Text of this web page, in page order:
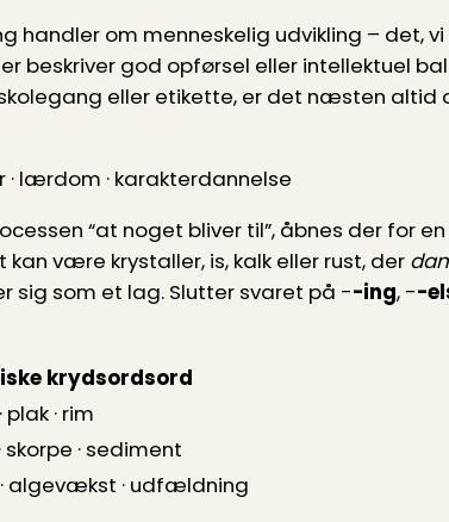
handler om menneskelig udvikling – det,
beskriver god opførsel eller intellektuel
eller etikette, er det næsten altid
lærdom · karakterdannelse
“at noget bliver til”, åbnes der for
være krystaller, is, kalk eller rust, der
som et lag. Slutter svaret på ­--ing, ­--
krydsordsord
plak · rim
· sediment
algevækst · udfældning